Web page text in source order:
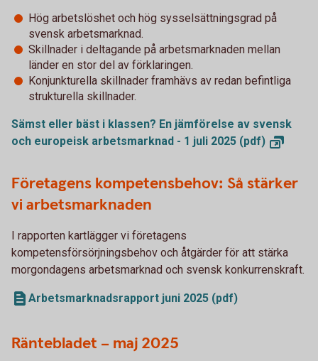
Hög arbetslöshet och hög sysselsättningsgrad på
svensk arbetsmarknad.
Skillnader i deltagande på arbetsmarknaden mellan
länder en stor del av förklaringen.
Konjunkturella skillnader framhävs av redan befintliga
strukturella skillnader.
Sämst eller bäst i klassen? En jämförelse av svensk
och europeisk arbetsmarknad - 1 juli 2025 (pdf)
Företagens kompetensbehov: Så stärker
vi arbetsmarknaden
I rapporten kartlägger vi företagens
kompetensförsörjningsbehov och åtgärder för att stärka
morgondagens arbetsmarknad och svensk konkurrenskraft.
Arbetsmarknadsrapport juni 2025 (pdf)
Räntebladet – maj 2025